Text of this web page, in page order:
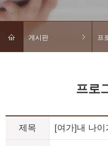
게시판 프
프로
제목 [여가]내 나이